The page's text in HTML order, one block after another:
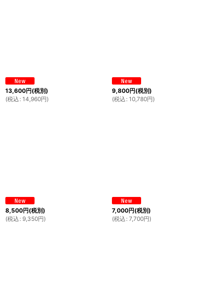
13,600円(税別)
(税込 : 14,960円)
9,800円(税別)
(税込 : 10,780円)
8,500円(税別)
(税込 : 9,350円)
7,000円(税別)
(税込 : 7,700円)